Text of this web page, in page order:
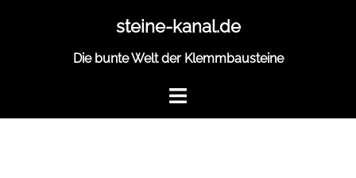
steine-kanal.de
Die bunte Welt der Klemmbausteine